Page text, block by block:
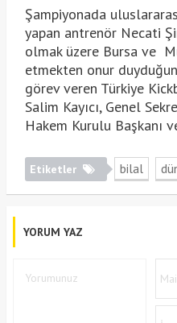
Şampiyonada
yapan antrenör Necati
olmak üzere Bursa ve
etmekten onur
görev veren Türkiye
Salim Kayıcı, Genel
Hakem Kurulu Başkanı
Etiketler bilal
YORUM YAZ